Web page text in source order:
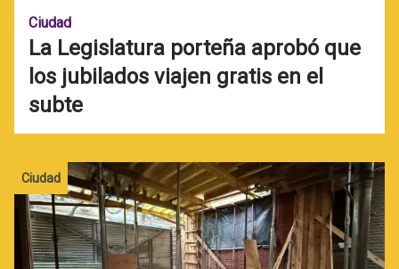
Ciudad
La Legislatura porteña aprobó que
los jubilados viajen gratis en el
subte
Ciudad